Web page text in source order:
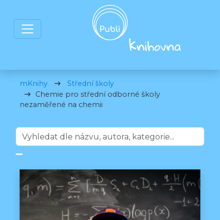
mKnihy
Střední školy
Chemie pro střední odborné školy
nezaměřené na chemii